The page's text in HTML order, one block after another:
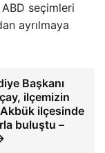
ABD seçimleri
ayrılmaya
Başkanı
ilçemizin
ilçesinde
buluştu –